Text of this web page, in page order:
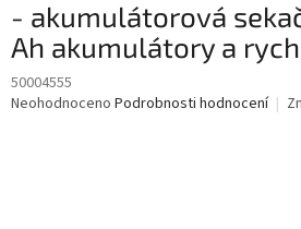
- akumulátorová
Ah akumulátory a
50004555
Průměrné
Neohodnoceno Podrobnosti hodnocení